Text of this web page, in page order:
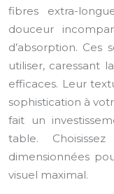
fibres extra-
douceur
d’absorption. Ces
utiliser, caressant
efficaces. Leur
sophistication à
fait un
table.
dimensionnées
visuel maximal.